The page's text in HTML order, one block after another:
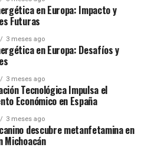
agrícola, con fenómenos
como sequías e inundaciones
enteras.
política y los
países también han
alimentaria. En Venezuela, por
ha llevado a una escasez
mientras que en Haití, la
han dificultado la distribución
en Europa: Impacto y
Futuras
3 meses ago
en Europa: Desafíos y
3 meses ago
Tecnológica Impulsa el
Económico en España
3 meses ago
descubre metanfetamina en
Michoacán